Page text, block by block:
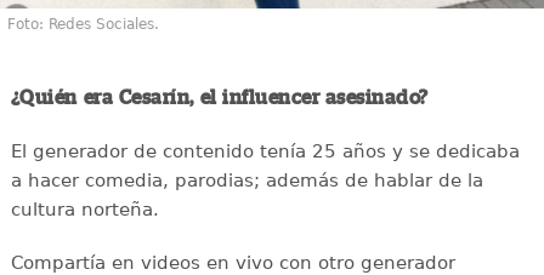
Foto: Redes Sociales.
¿Quién era Cesarín, el influencer asesinado?
El generador de contenido tenía 25 años y se dedicaba
a hacer comedia, parodias; además de hablar de la
cultura norteña.
Compartía en videos en vivo con otro generador